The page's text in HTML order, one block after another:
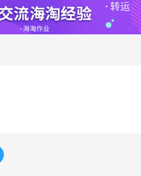
ERGO Baby
4%返利
62人获得返利